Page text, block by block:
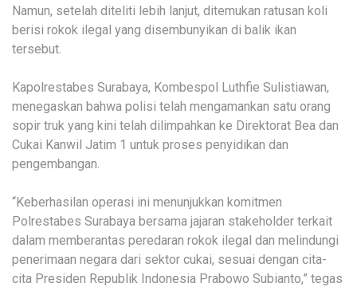
Namun, setelah diteliti lebih lanjut, ditemukan ratusan koli
berisi rokok ilegal yang disembunyikan di balik ikan
tersebut.
Kapolrestabes Surabaya, Kombespol Luthfie Sulistiawan,
menegaskan bahwa polisi telah mengamankan satu orang
sopir truk yang kini telah dilimpahkan ke Direktorat Bea dan
Cukai Kanwil Jatim 1 untuk proses penyidikan dan
pengembangan.
“Keberhasilan operasi ini menunjukkan komitmen
Polrestabes Surabaya bersama jajaran stakeholder terkait
dalam memberantas peredaran rokok ilegal dan melindungi
penerimaan negara dari sektor cukai, sesuai dengan cita-
cita Presiden Republik Indonesia Prabowo Subianto,” tegas